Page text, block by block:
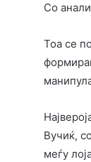
Со
Тоа се
Вучиќ,
меѓу